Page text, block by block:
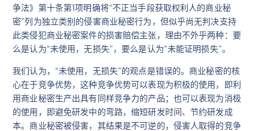
争法》第十条第1项明确将“不正当手段获取权利人的商业秘
密”列为独立类别的侵害商业秘密行为，但似乎尚无判决支持
此类侵犯商业秘密案件的损害赔偿主张，理由不外乎两种：要
么是认为“未使用，无损失”，要么是认为“未能证明损失”。
我们认为，“未使用，无损失”的观点是错误的。商业秘密的核
心在于竞争优势，这种竞争优势可以表现为积极的使用，即利
用商业秘密生产出具有同样竞争力的产品；也可以表现为消极
的使用，即避免研发中的弯路，缩短研发时间、节约研发成
本。商业秘密被侵害，其结果是不可逆的，侵害人取得的竞争